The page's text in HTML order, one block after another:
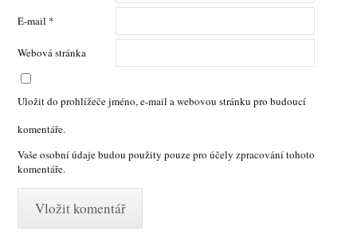
E-mail *
Webová stránka
Uložit do prohlížeče jméno, e-mail a webovou stránku pro budoucí
komentáře.
Vaše osobní údaje budou použity pouze pro účely zpracování tohoto
komentáře.